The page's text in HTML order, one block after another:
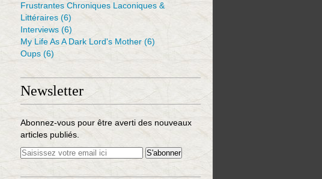
Frustrantes Chroniques Laconiques &
Littéraires (6)
Interviews (6)
My Life As A Dark Lord's Mother (6)
Oups (6)
Newsletter
Abonnez-vous pour être averti des nouveaux
articles publiés.